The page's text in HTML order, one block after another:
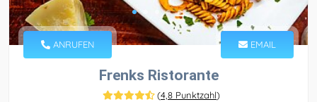
ANRUFEN EMAIL
Frenks Ristorante
(4,8 Punktzahl)